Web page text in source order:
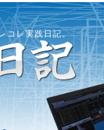
コレ実践日記。